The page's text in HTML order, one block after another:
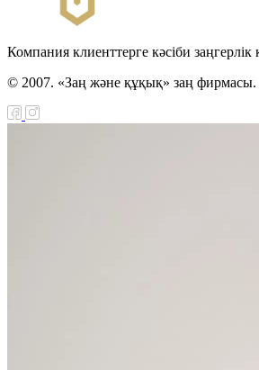
Компания клиенттерге кәсіби
© 2007. «Заң және құқық» заң фирмасы.